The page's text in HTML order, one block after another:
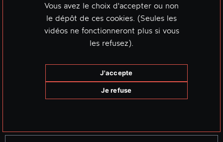
Découverte de la Machine Sonore
Infernale
Vous avez le choix d'accepter ou non
le dépôt de ces cookies. (Seules les
vidéos ne fonctionneront plus si vous
les refusez).
J'accepte
Je refuse